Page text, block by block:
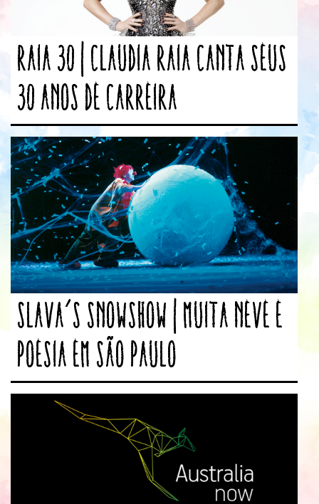
Raia 30 | Claudia Raia canta seus
30 anos de carreira
Slava’s Snowshow | Muita neve e
poesia em São Paulo